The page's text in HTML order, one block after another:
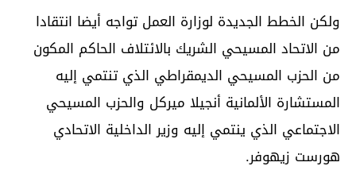
ولكن الخطط الجديدة لوزارة العمل تواجه أيضا انتقادا
من الاتحاد المسيحي الشريك بالائتلاف الحاكم المكون
من الحزب المسيحي الديمقراطي الذي تنتمي إليه
المستشارة الألمانية أنجيلا ميركل والحزب المسيحي
الاجتماعي الذي ينتمي إليه وزير الداخلية الاتحادي
هورست زيهوفر.